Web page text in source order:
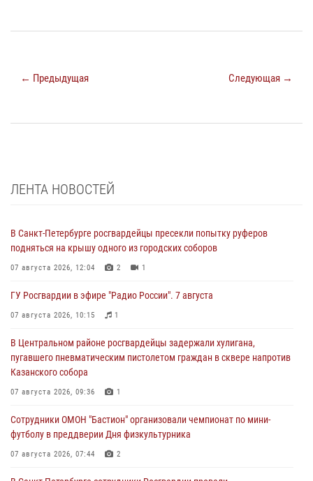
← Предыдущая Следующая →
ЛЕНТА НОВОСТЕЙ
В Санкт-Петербурге росгвардейцы пресекли попытку руферов
подняться на крышу одного из городских соборов
07 августа 2026, 12:04 2 1
ГУ Росгвардии в эфире "Радио России". 7 августа
07 августа 2026, 10:15 1
В Центральном районе росгвардейцы задержали хулигана,
пугавшего пневматическим пистолетом граждан в сквере напротив
Казанского собора
07 августа 2026, 09:36 1
Сотрудники ОМОН "Бастион" организовали чемпионат по мини-
футболу в преддверии Дня физкультурника
07 августа 2026, 07:44 2